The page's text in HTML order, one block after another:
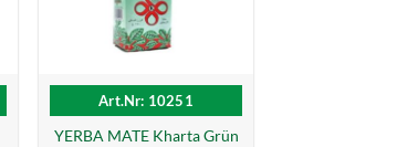
Art.Nr: 10251
YERBA MATE Kharta Grün